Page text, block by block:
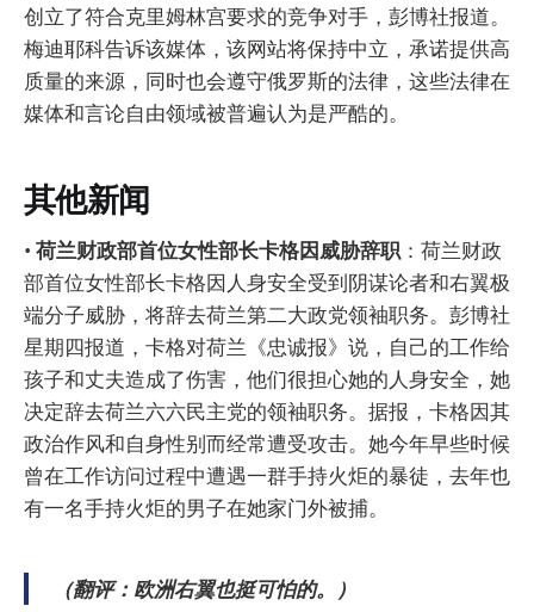
创立了符合克里姆林宫要求的竞争对手，彭博社报道。
梅迪耶科告诉该媒体，该网站将保持中立，承诺提供高
质量的来源，同时也会遵守俄罗斯的法律，这些法律在
媒体和言论自由领域被普遍认为是严酷的。
其他新闻
• 荷兰财政部首位女性部长卡格因威胁辞职 ：荷兰财政
部首位女性部长卡格因人身安全受到阴谋论者和右翼极
端分子威胁，将辞去荷兰第二大政党领袖职务。彭博社
星期四报道，卡格对荷兰《忠诚报》说，自己的工作给
孩子和丈夫造成了伤害，他们很担心她的人身安全，她
决定辞去荷兰六六民主党的领袖职务。据报，卡格因其
政治作风和自身性别而经常遭受攻击。她今年早些时候
曾在工作访问过程中遭遇一群手持火炬的暴徒，去年也
有一名手持火炬的男子在她家门外被捕。
（翻评：欧洲右翼也挺可怕的。）